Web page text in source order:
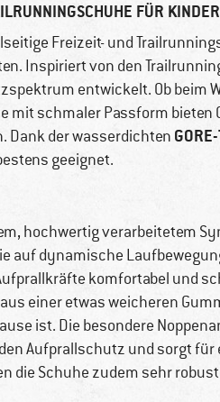
FÜR KINDER
Freizeit- und
Inspiriert von den
entwickelt. Ob beim
mit schmaler Passform bieten
Dank der wasserdichten
geeignet.
hochwertig verarbeitetem
auf dynamische
komfortabel und
einer etwas weicheren
ist. Die besondere
Aufprallschutz und sorgt für
die Schuhe zudem sehr